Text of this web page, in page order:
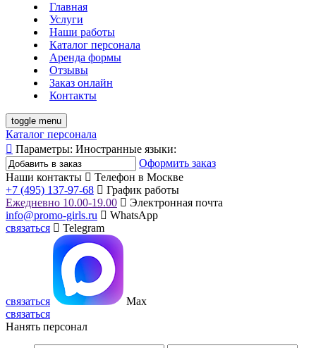
Главная
Услуги
Наши работы
Каталог персонала
Аренда формы
Отзывы
Заказ онлайн
Контакты
toggle menu
Каталог персонала
Параметры: Иностранные языки:
Оформить заказ
Наши контакты
Телефон в Москве
+7 (495) 137-97-68
График работы
Ежедневно 10.00-19.00
Электронная почта
info@promo-girls.ru
WhatsApp
связаться
Telegram
связаться
Max
связаться
Нанять персонал